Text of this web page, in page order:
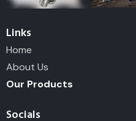
Links
Home
About Us
Our Products
Socials